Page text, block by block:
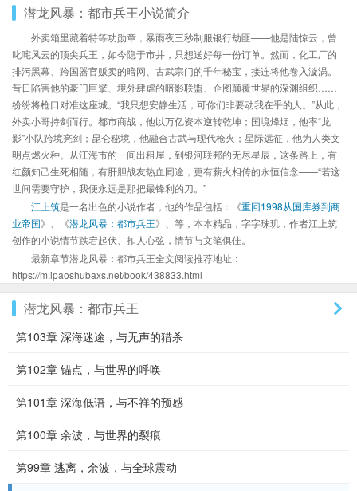
潜龙风暴：都市兵王小说简介
外卖箱里藏着特等功勋章，暴雨夜三秒制服银行劫匪——他是陆惊云，曾
叱咤风云的顶尖兵王，如今隐于市井，只想送好每一份订单。然而，化工厂的
排污黑幕、跨国器官贩卖的暗网、古武宗门的千年秘宝，接连将他卷入漩涡。
昔日陷害他的豪门巨擘、境外肆虐的暗影联盟、企图颠覆世界的深渊组织……
纷纷将枪口对准这座城。“我只想安静生活，可你们非要动我在乎的人。”从此，
外卖小哥持剑而行。都市商战，他以万亿资本逆转乾坤；国境烽烟，他率“龙
影”小队跨境亮剑；昆仑秘境，他融合古武与现代枪火；星际远征，他为人类文
明点燃火种。从江海市的一间出租屋，到银河联邦的无尽星辰，这条路上，有
红颜知己生死相随，有肝胆战友热血同途，更有薪火相传的永恒信念——“若这
世间需要守护，我便永远是那把最锋利的刀。”
江上筑是一名出色的小说作者，他的作品包括：《重回1998从国库券到商
业帝国》、《潜龙风暴：都市兵王》、等，本本精品，字字珠玑，作者江上筑
创作的小说情节跌宕起伏、扣人心弦，情节与文笔俱佳。
最新章节潜龙风暴：都市兵王全文阅读推荐地址：
https://m.ipaoshubaxs.net/book/438833.html
潜龙风暴：都市兵王
第103章 深海迷途，与无声的猎杀
第102章 锚点，与世界的呼唤
第101章 深海低语，与不祥的预感
第100章 余波，与世界的裂痕
第99章 逃离，余波，与全球震动